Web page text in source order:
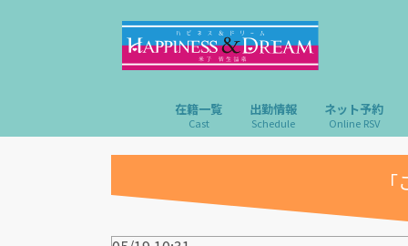
在籍一覧
Cast
出勤情報
Schedule
ネット予約
Online RSV